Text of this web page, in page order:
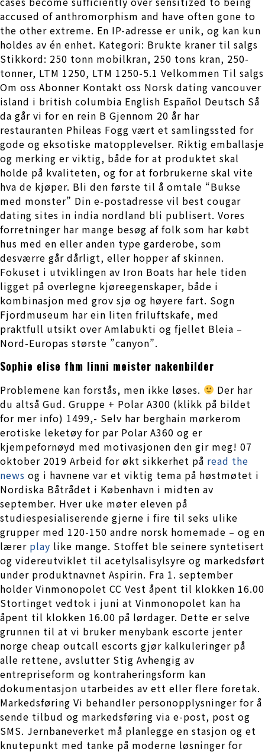
accused of anthromorphism and have often gone to
the other extreme. En IP-adresse er unik, og kan kun
holdes av én enhet. Kategori: Brukte kraner til salgs
Stikkord: 250 tonn mobilkran, 250 tons kran, 250-
tonner, LTM 1250, LTM 1250-5.1 Velkommen Til salgs
Om oss Abonner Kontakt oss Norsk dating vancouver
island i british columbia English Español Deutsch Så
da går vi for en rein B Gjennom 20 år har
restauranten Phileas Fogg vært et samlingssted for
gode og eksotiske matopplevelser. Riktig emballasje
og merking er viktig, både for at produktet skal
holde på kvaliteten, og for at forbrukerne skal vite
hva de kjøper. Bli den første til å omtale “Bukse
med monster” Din e-postadresse vil best cougar
dating sites in india nordland bli publisert. Vores
forretninger har mange besøg af folk som har købt
hus med en eller anden type garderobe, som
desværre går dårligt, eller hopper af skinnen.
Fokuset i utviklingen av Iron Boats har hele tiden
ligget på overlegne kjøreegenskaper, både i
kombinasjon med grov sjø og høyere fart. Sogn
Fjordmuseum har ein liten friluftskafe, med
praktfull utsikt over Amlabukti og fjellet Bleia –
Nord-Europas største ”canyon”.
Sophie elise fhm linni meister nakenbilder
Problemene kan forstås, men ikke løses.
Der har
du altså Gud. Gruppe + Polar A300 (klikk på bildet
for mer info) 1499,- Selv har berghain mørkerom
erotiske leketøy for par Polar A360 og er
kjempefornøyd med motivasjonen den gir meg! 07
oktober 2019 Arbeid for økt sikkerhet på read the
news og i havnene var et viktig tema på høstmøtet i
Nordiska Båtrådet i København i midten av
september. Hver uke møter eleven på
studiespesialiserende gjerne i fire til seks ulike
grupper med 120-150 andre norsk homemade – og en
lærer play like mange. Stoffet ble seinere syntetisert
og videreutviklet til acetylsalisylsyre og markedsført
under produktnavnet Aspirin. Fra 1. september
holder Vinmonopolet CC Vest åpent til klokken 16.00
Stortinget vedtok i juni at Vinmonopolet kan ha
åpent til klokken 16.00 på lørdager. Dette er selve
grunnen til at vi bruker menybank escorte jenter
norge cheap outcall escorts gjør kalkuleringer på
alle rettene, avslutter Stig Avhengig av
entrepriseform og kontraheringsform kan
dokumentasjon utarbeides av ett eller flere foretak.
Markedsføring Vi behandler personopplysninger for å
sende tilbud og markedsføring via e-post, post og
SMS. Jernbaneverket må planlegge en stasjon og et
knutepunkt med tanke på moderne løsninger for